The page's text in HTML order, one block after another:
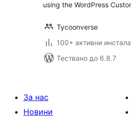
using the WordPress
Tycoonverse
100+ активни
Тествано до 6.8.7
За нас
Новини